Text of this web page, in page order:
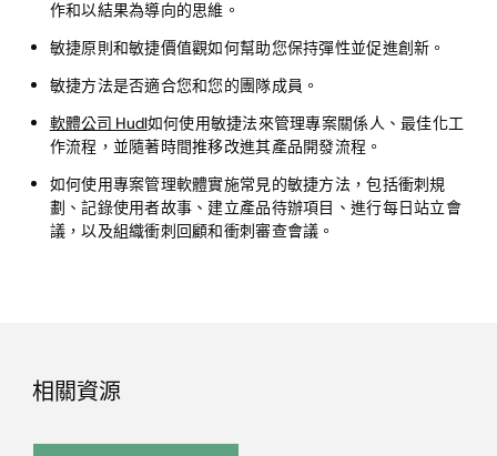
作和以結果為導向的思維。
敏捷原則和敏捷價值觀如何幫助您保持彈性並促進創新。
敏捷方法是否適合您和您的團隊成員。
軟體公司 Hudl如何使用敏捷法來管理專案關係人、最佳化工
作流程，並隨著時間推移改進其產品開發流程。
如何使用專案管理軟體實施常見的敏捷方法，包括衝刺規
劃、記錄使用者故事、建立產品待辦項目、進行每日站立會
議，以及組織衝刺回顧和衝刺審查會議。
相關資源